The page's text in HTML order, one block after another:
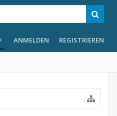
ANMELDEN REGISTRIEREN